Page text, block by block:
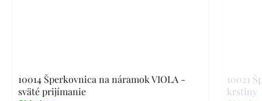
10014 Šperkovnica na náramok VIOLA -
sväté prijímanie
10021
krstiny